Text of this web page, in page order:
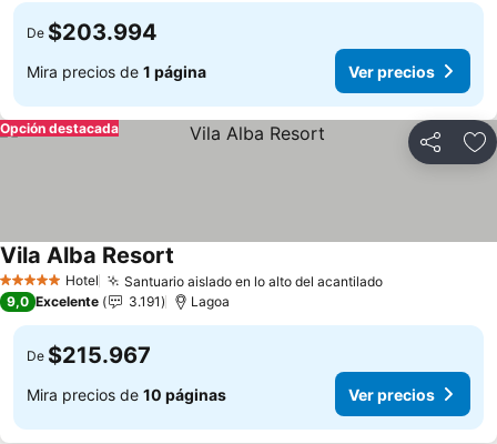
De $203.994
Mira precios de 1 página Ver precios
Compartir
Opción destacada
5 Estrellas Hotel Santuario aislado en lo alto del acantilado
Vila Alba Resort
9,0 Excelente 3.191 Lagoa
De $215.967
Mira precios de 10 páginas Ver precios